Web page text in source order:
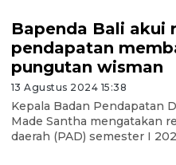
Bapenda Bali akui
pendapatan
pungutan wisman
13 Agustus 2024 15:38
Kepala Badan Pendapatan
Made Santha mengatakan
daerah (PAD) semester I